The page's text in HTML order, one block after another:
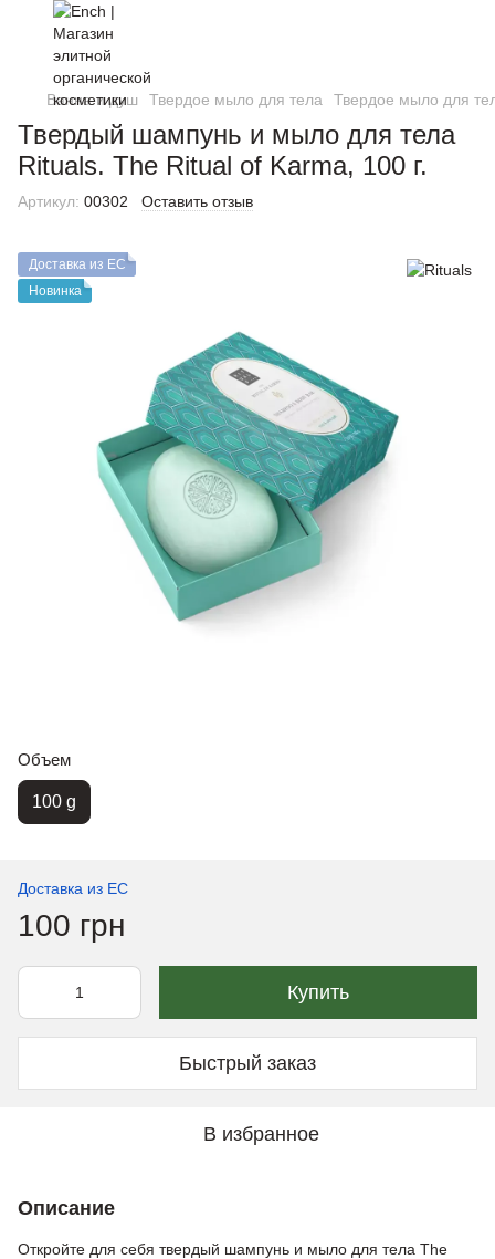
Ванна и душ Твердое мыло для тела Твердое мыло для
Твердый шампунь и мыло для тела
Rituals. The Ritual of Karma, 100 г.
Артикул: 00302 Оставить отзыв
Доставка из ЕС
Новинка
Объем
100 g
Доставка из ЕС
100 грн
Купить
Быстрый заказ
В избранное
Описание
Откройте для себя твердый шампунь и мыло для тела The